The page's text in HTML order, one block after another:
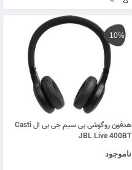
10%
هدفون روگوشی بی سیم جی بی ال Casti
JBL Live 400BT
ناموجود